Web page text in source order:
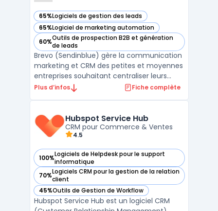
65%Logiciels de gestion des leads
— voir Brevo (Sendinblue) dans cette catégorie
65%Logiciel de marketing automation
— voir Brevo (Sendinblue) dans cette catégorie
60%Outils de prospection B2B et génération
de leads
— voir Brevo (Sendinblue) dans cette catégorie
Brevo (Sendinblue) gère la communication
marketing et CRM des petites et moyennes
entreprises souhaitant centraliser leurs
actions sans multiplier les outils. La
à maîtriser leurs budgets, tout en
respectant les exigen ...
Plus d’infos Fiche complète
Hubspot Service Hub
CRM pour Commerce & Ventes
4.5
100%Logiciels de Helpdesk pour le support
informatique
— voir Hubspot Service Hub dans cette catégorie
70%Logiciels CRM pour la gestion de la relation
client
— voir Hubspot Service Hub dans cette catégorie
45%Outils de Gestion de Workflow
— voir Hubspot Service Hub dans cette catégorie
Hubspot Service Hub est un logiciel CRM